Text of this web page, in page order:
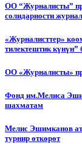
ОО “Журналисты”
солидарности
«Журналисттер»
тилектештик күнүн”
ОО «Журналисты»
Фонд им.Мелиса
шахматам
Мелис Эшимканов
турнир өткөрөт